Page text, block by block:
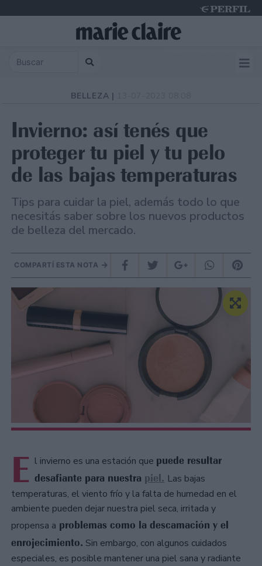
BELLEZA |
Invierno: así tenés que
proteger tu piel y tu pelo
de las bajas temperaturas
Tips para cuidar la piel, además todo lo que
necesitás saber sobre los nuevos productos
de belleza del mercado.
COMPARTÍ ESTA NOTA
E l invierno es una estación que puede resultar
desafiante para nuestra piel. Las bajas
temperaturas, el viento frío y la falta de humedad en el
ambiente pueden dejar nuestra piel seca, irritada y
propensa a problemas como la descamación y el
enrojecimiento. Sin embargo, con algunos cuidados
especiales, es posible mantener una piel sana y radiante